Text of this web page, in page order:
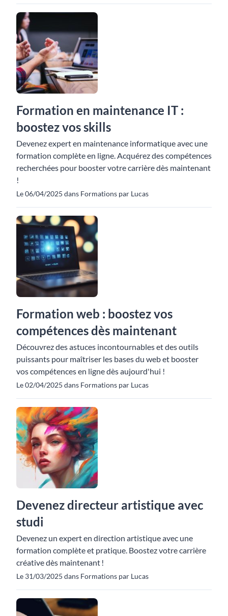
Formation en maintenance IT :
boostez vos skills
Devenez expert en maintenance informatique avec une
formation complète en ligne. Acquérez des compétences
recherchées pour booster votre carrière dès maintenant
!
Le 06/04/2025 dans Formations par Lucas
Formation web : boostez vos
compétences dès maintenant
Découvrez des astuces incontournables et des outils
puissants pour maîtriser les bases du web et booster
vos compétences en ligne dès aujourd'hui !
Le 02/04/2025 dans Formations par Lucas
Devenez directeur artistique avec
studi
Devenez un expert en direction artistique avec une
formation complète et pratique. Boostez votre carrière
créative dès maintenant !
Le 31/03/2025 dans Formations par Lucas